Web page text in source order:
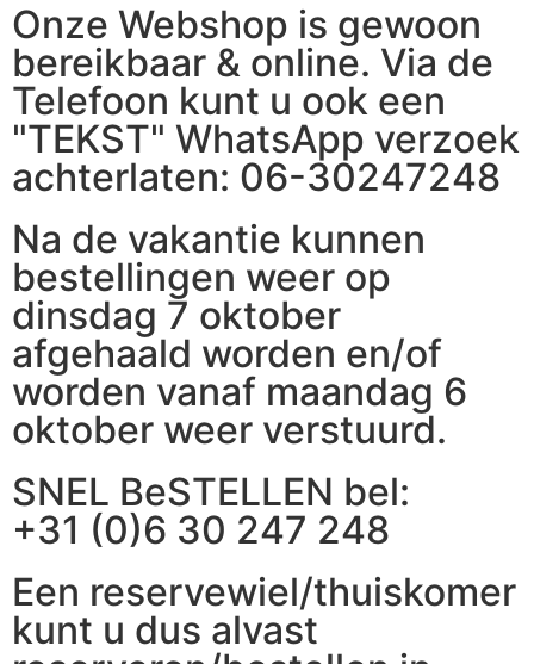
Onze Webshop is gewoon
bereikbaar & online. Via de
Telefoon kunt u ook een
"TEKST" WhatsApp verzoek
achterlaten: 06-30247248
Na de vakantie kunnen
bestellingen weer op
dinsdag 7 oktober
afgehaald worden en/of
worden vanaf maandag 6
oktober weer verstuurd.
SNEL BeSTELLEN bel:
+31 (0)6 30 247 248
Een reservewiel/thuiskomer
kunt u dus alvast